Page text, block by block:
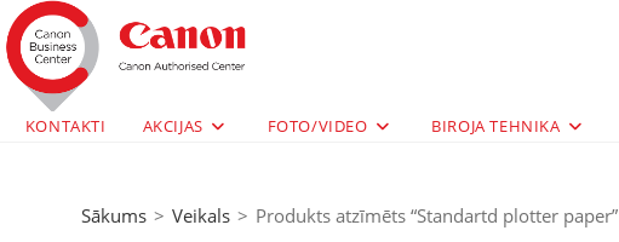
KONTAKTI AKCIJAS FOTO/VIDEO BIROJA TEHNIKA
Sākums > Veikals > Produkts atzīmēts “Standartd plotter paper”